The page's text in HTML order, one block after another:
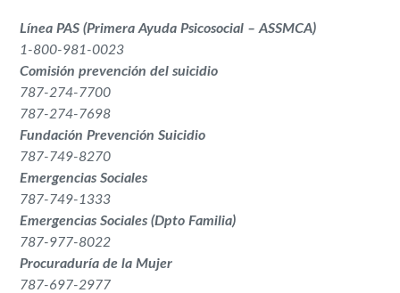
Línea PAS (Primera Ayuda Psicosocial – ASSMCA)
1-800-981-0023
Comisión prevención del suicidio
787-274-7700
787-274-7698
Fundación Prevención Suicidio
787-749-8270
Emergencias Sociales
787-749-1333
Emergencias Sociales (Dpto Familia)
787-977-8022
Procuraduría de la Mujer
787-697-2977